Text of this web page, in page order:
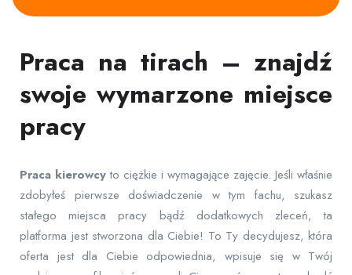
Praca na tirach – znajdź
swoje wymarzone miejsce
pracy
Praca kierowcyto ciężkie i wymagające zajęcie. Jeśli właśnie
zdobyłeś pierwsze doświadczenie w tym fachu, szukasz
stałego miejsca pracy bądź dodatkowych zleceń, ta
platforma jest stworzona dla Ciebie! To Ty decydujesz, która
oferta jest dla Ciebie odpowiednia, wpisuje się w Twój